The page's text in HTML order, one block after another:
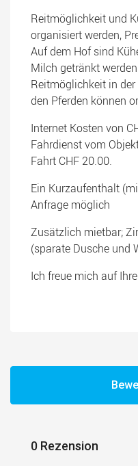
Reitmöglichkeit und
organisiert werden,
Auf dem Hof sind
Milch getränkt
Reitmöglichkeit in
den Pferden können
Internet Kosten von
Fahrdienst vom
Fahrt CHF 20.00.
Ein Kurzaufenthalt
Anfrage möglich
Zusätzlich mietbar;
(sparate Dusche und
Ich freue mich auf
0 Rezension